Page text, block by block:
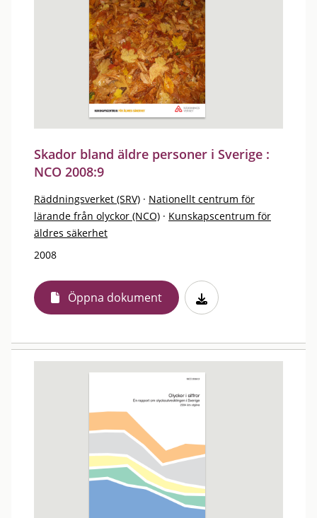
Skador bland äldre personer i Sverige :
NCO 2008:9
Räddningsverket (SRV) · Nationellt centrum för
lärande från olyckor (NCO) · Kunskapscentrum för
äldres säkerhet
2008
Öppna dokument